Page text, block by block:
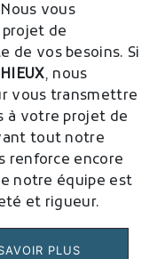
vous
de
de vos besoins. Si
, nous
vous transmettre
à votre projet de
tout notre
renforce encore
notre équipe est
et rigueur.
PLUS